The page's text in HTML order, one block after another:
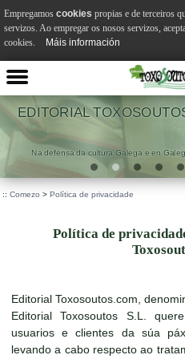
EDITORIAL
Na defensa da cultura Galega e en
:: Comezo > Política de privacidade
Política de
Editorial Toxosoutos.com,
Editorial Toxosoutos S.L.
usuarios e clientes da súa
levando a cabo respecto ao
Empregamos cookies propias e de terceiros
servizos. Ao empregar os nosos servizos,
cookies.
Máis información